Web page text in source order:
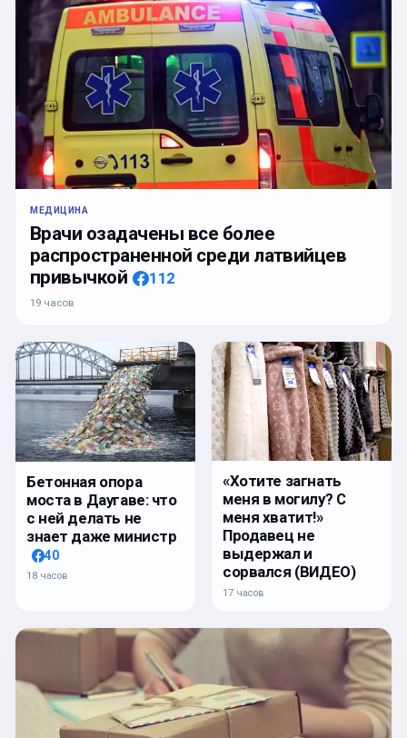
МЕДИЦИНА
Врачи озадачены все более
распространенной среди латвийцев
привычкой
112
19 часов
Бетонная опора
моста в Даугаве: что
с ней делать не
знает даже министр
40
18 часов
«Хотите загнать
меня в могилу? С
меня хватит!»
Продавец не
выдержал и
сорвался (ВИДЕО)
17 часов